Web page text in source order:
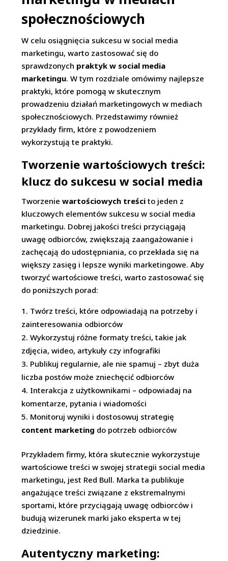
społecznościowych
W celu osiągnięcia sukcesu w social media
marketingu, warto zastosować się do
sprawdzonych praktyk w social media
marketingu. W tym rozdziale omówimy najlepsze
praktyki, które pomogą w skutecznym
prowadzeniu działań marketingowych w mediach
społecznościowych. Przedstawimy również
przykłady firm, które z powodzeniem
wykorzystują te praktyki.
Tworzenie wartościowych treści:
klucz do sukcesu w social media
Tworzeniewartościowych treści to jeden z
kluczowych elementów sukcesu w social media
marketingu. Dobrej jakości treści przyciągają
uwagę odbiorców, zwiększają zaangażowanie i
zachęcają do udostępniania, co przekłada się na
większy zasięg i lepsze wyniki marketingowe. Aby
tworzyć wartościowe treści, warto zastosować się
do poniższych porad:
Twórz treści, które odpowiadają na potrzeby i
zainteresowania odbiorców
Wykorzystuj różne formaty treści, takie jak
zdjęcia, wideo, artykuły czy infografiki
Publikuj regularnie, ale nie spamuj – zbyt duża
liczba postów może zniechęcić odbiorców
Interakcja z użytkownikami – odpowiadaj na
komentarze, pytania i wiadomości
Monitoruj wyniki i dostosowuj strategię
content marketing do potrzeb odbiorców
Przykładem firmy, która skutecznie wykorzystuje
wartościowe treści w swojej strategii social media
marketingu, jest Red Bull. Marka ta publikuje
angażujące treści związane z ekstremalnymi
sportami, które przyciągają uwagę odbiorców i
budują wizerunek marki jako eksperta w tej
dziedzinie.
Autentyczny marketing: